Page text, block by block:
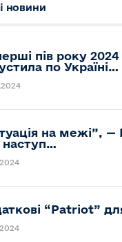
новини
пів року 2024
по Україні…
на межі”, —
наступ…
“Patriot”